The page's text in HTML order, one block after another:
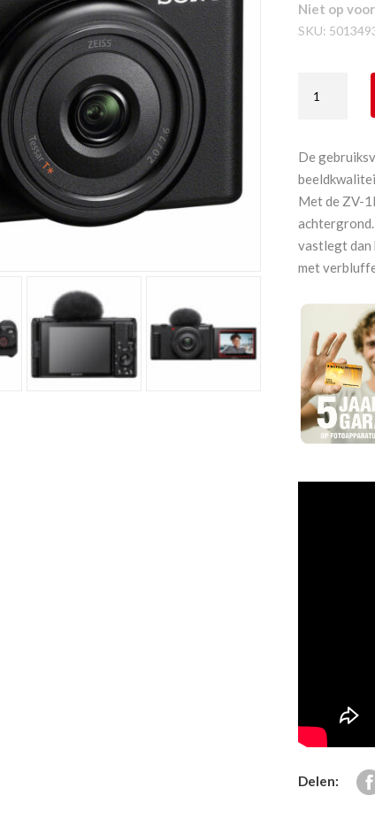
Niet op
SKU:
ZV-
ZV1F
aantal
De
Met de ZV-
vastlegt dan
met
Delen: